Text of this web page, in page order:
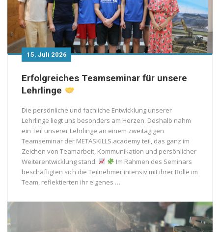
15. Juli 2026
Erfolgreiches Teamseminar für unsere
Lehrlinge
Die persönliche und fachliche Entwicklung unserer
Lehrlinge liegt uns besonders am Herzen. Deshalb nahm
ein Teil unserer Lehrlinge an einem zweitägigen
Teamseminar der METASKILLS.academy teil, das ganz im
Zeichen von Teamarbeit, Kommunikation und persönlicher
Weiterentwicklung stand.
Im Rahmen des Seminars
beschäftigten sich die Teilnehmer intensiv mit ihrer Rolle im
Team, reflektierten ihr eigenes …